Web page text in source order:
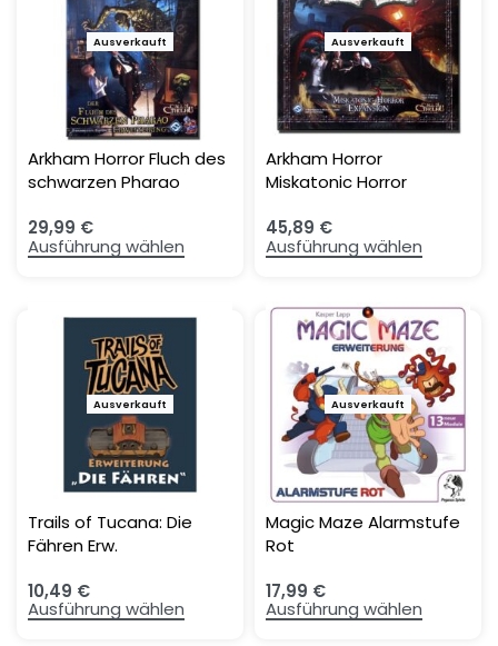
Ausverkauft
Arkham Horror Fluch des
schwarzen Pharao
29,99 €
Ausführung wählen
Ausverkauft
Arkham Horror
Miskatonic Horror
45,89 €
Ausführung wählen
Ausverkauft
Trails of Tucana: Die
Fähren Erw.
10,49 €
Ausführung wählen
Ausverkauft
Magic Maze Alarmstufe
Rot
17,99 €
Ausführung wählen